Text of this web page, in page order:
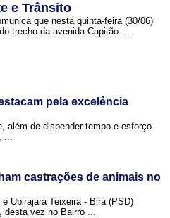
e Trânsito
que nesta quinta-feira (30/06)
trecho da avenida Capitão ...
pela excelência
além de dispender tempo e esforço
...
castrações de animais no
Ubirajara Teixeira - Bira (PSD)
desta vez no Bairro ...